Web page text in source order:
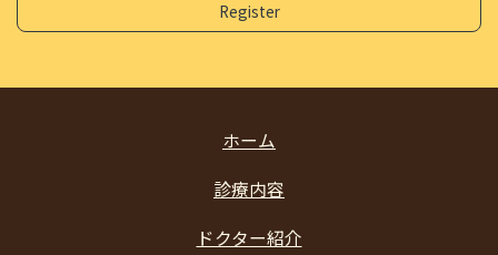
ホーム
診療内容
ドクター紹介